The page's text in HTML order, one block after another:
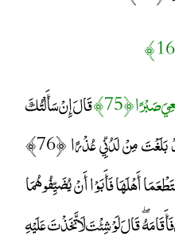
﴿75﴾
قَالَ إِنْ سَأَلْتُكَ
عَنْ شَيْءٍ بَعْدَهَا فَلَا تُصَاحِبْنِي ۖ قَدْ بَلَغْتَ مِنْ لَدُنِّي عُذْرًا ﴿76﴾
أَهْلَهَا فَأَبَوْا أَنْ يُضَيِّفُوهُمَا
قَالَ لَوْ شِئْتَ لَاتَّخَذْتَ عَلَيْهِ